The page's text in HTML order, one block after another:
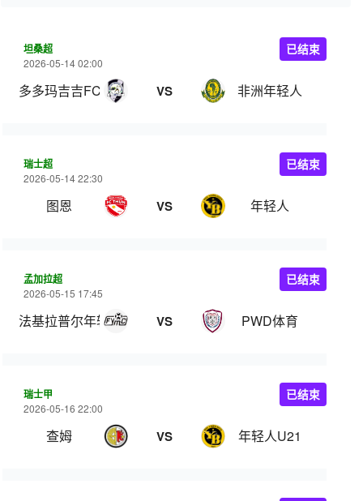
坦桑超
2026-05-14 02:00
多多玛吉吉FC VS 非洲年轻人
已结束
瑞士超
2026-05-14 22:30
图恩 VS 年轻人
已结束
孟加拉超
2026-05-15 17:45
法基拉普尔年轻人 VS PWD体育
已结束
瑞士甲
2026-05-16 22:00
查姆 VS 年轻人U21
已结束